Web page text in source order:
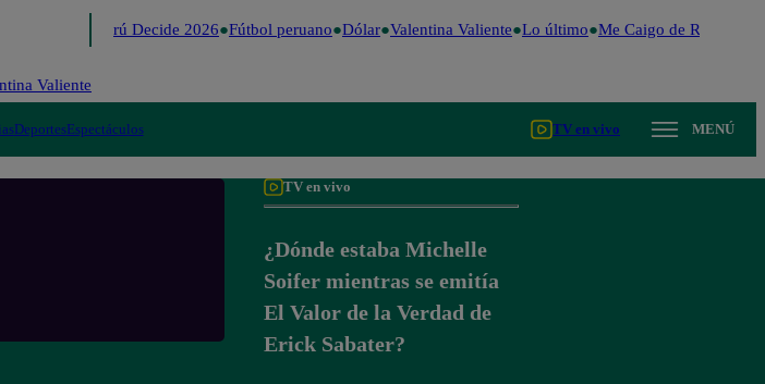
Perú Decide 2026 Fútbol peruano Dólar Valentina Valiente Lo último Me Caigo de Risa
Valiente
DeportesEspectáculos TV en vivo MENÚ
TV en vivo
¿Dónde estaba Michelle
Soifer mientras se emitía
El Valor de la Verdad de
Erick Sabater?